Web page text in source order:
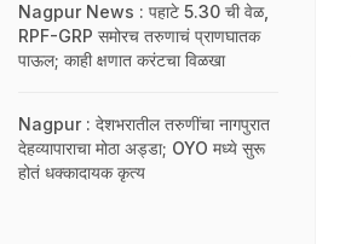
Nagpur News : पहाटे 5.30 ची वेळ,
RPF-GRP समोरच तरुणाचं प्राणघातक
पाऊल; काही क्षणात करंटचा विळखा
Nagpur : देशभरातील तरुणींचा नागपुरात
देहव्यापाराचा मोठा अड्डा; OYO मध्ये सुरू
होतं धक्कादायक कृत्य